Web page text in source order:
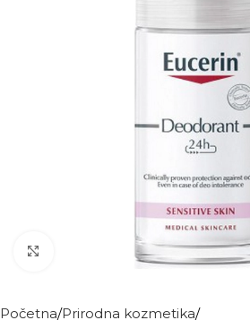
Kliknite za povećanje
Početna Prirodna kozmetika